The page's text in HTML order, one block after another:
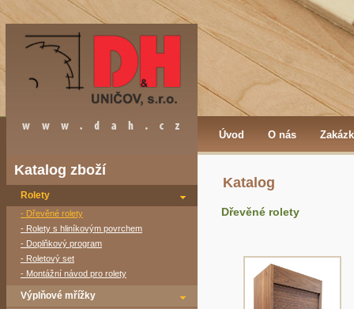
Úvod O nás
Katalog zboží
Rolety
- Dřevěné rolety
- Rolety s hliníkovým povrchem
- Doplňkový program
- Roletový set
- Montážní návod pro rolety
Výplňové mřížky
Katalog
Dřevěné rolety